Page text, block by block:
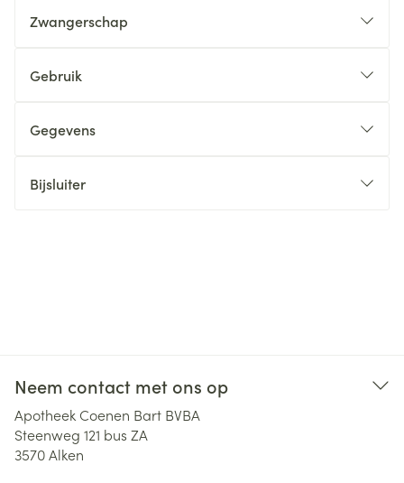
Zwangerschap
Gebruik
Gegevens
Bijsluiter
Neem contact met ons op
Apotheek Coenen Bart BVBA
Steenweg 121 bus ZA
3570Alken